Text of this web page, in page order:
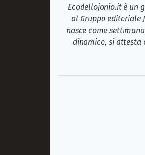
Ecodellojonio.it è un
al Gruppo editoriale
nasce come
dinamico, si attesta